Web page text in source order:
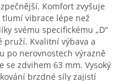
Komfort zvyšuje
tlumí vibrace lépe než
svému specifickému „D“
Kvalitní výbava a
po nerovnostech výrazně
zdvihem 63 mm. Vysoký
brzdné síly zajistí